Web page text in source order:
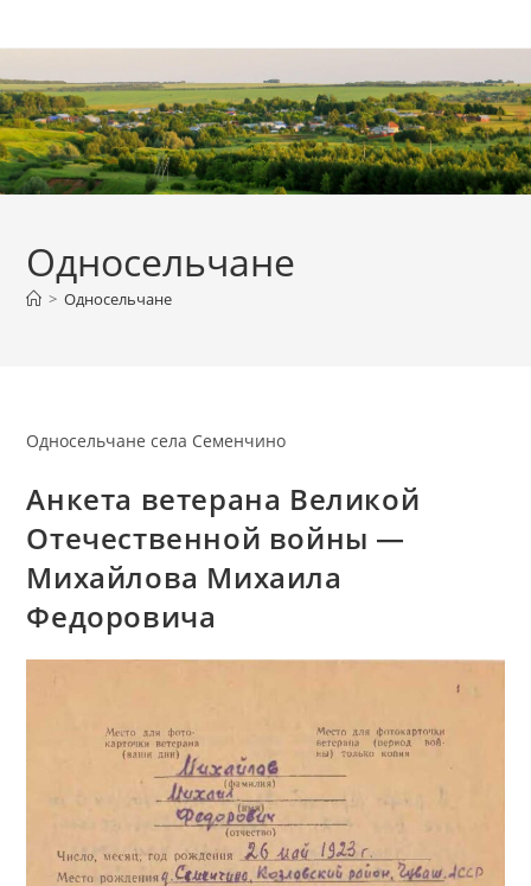
к
содержимому
Односельчане
> Односельчане
Односельчане села Семенчино
Анкета ветерана Великой
Отечественной войны —
Михайлова Михаила
Федоровича